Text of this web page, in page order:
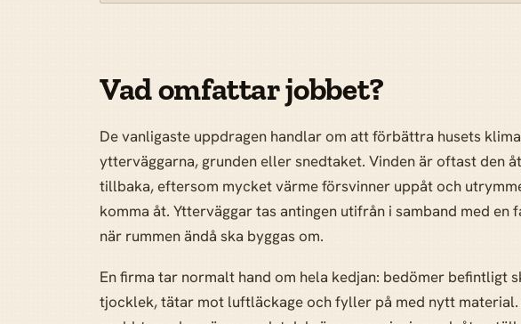
Vad omfattar jobbet?
De vanligaste uppdragen handlar om att förbättra husets
ytterväggarna, grunden eller snedtaket. Vinden är oftast den
tillbaka, eftersom mycket värme försvinner uppåt och
komma åt. Ytterväggar tas antingen utifrån i samband med
när rummen ändå ska byggas om.
En firma tar normalt hand om hela kedjan: bedömer befintligt
tjocklek, tätar mot luftläckage och fyller på med nytt material.